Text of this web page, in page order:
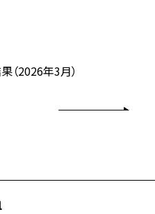
（2026年3月）